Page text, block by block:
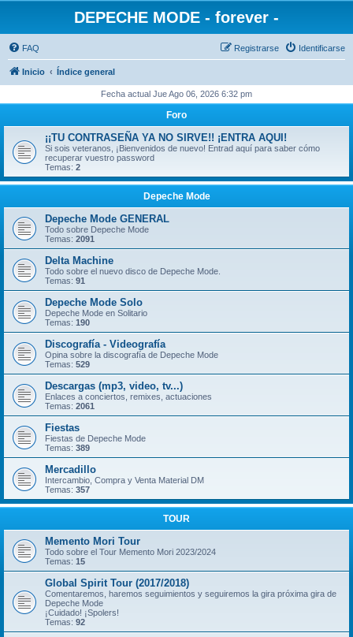
DEPECHE MODE - forever -
FAQ Identificarse
Registrarse
Inicio Índice general
Fecha actual Jue Ago 06, 2026 6:32 pm
Foro
¡¡TU CONTRASEÑA YA NO SIRVE!! ¡ENTRA AQUI!
Si sois veteranos, ¡Bienvenidos de nuevo! Entrad aquí para saber cómo
recuperar vuestro password
Temas: 2
Depeche Mode
Depeche Mode GENERAL
Todo sobre Depeche Mode
Temas: 2091
Delta Machine
Todo sobre el nuevo disco de Depeche Mode.
Temas: 91
Depeche Mode Solo
Depeche Mode en Solitario
Temas: 190
Discografía - Videografía
Opina sobre la discografía de Depeche Mode
Temas: 529
Descargas (mp3, video, tv...)
Enlaces a conciertos, remixes, actuaciones
Temas: 2061
Fiestas
Fiestas de Depeche Mode
Temas: 389
Mercadillo
Intercambio, Compra y Venta Material DM
Temas: 357
TOUR
Memento Mori Tour
Todo sobre el Tour Memento Mori 2023/2024
Temas: 15
Global Spirit Tour (2017/2018)
Comentaremos, haremos seguimientos y seguiremos la gira próxima gira de
Depeche Mode
¡Cuidado! ¡Spolers!
Temas: 92